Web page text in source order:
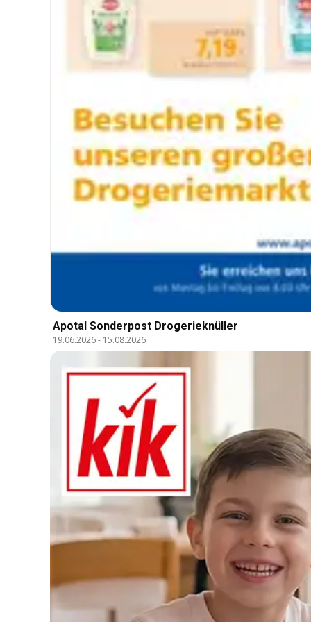
Apotal Sonderpost Drogerieknüller
19.06.2026- 15.08.2026